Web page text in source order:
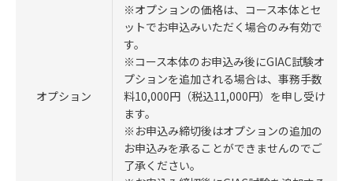
オプション
※オプションの価格は、コース本体とセ
ットでお申込みいただく場合のみ有効で
す。
※コース本体のお申込み後にGIAC試験オ
プションを追加される場合は、事務手数
料10,000円（税込11,000円）を申し受け
ます。
※お申込み締切後はオプションの追加の
お申込みを承ることができませんのでご
了承ください。